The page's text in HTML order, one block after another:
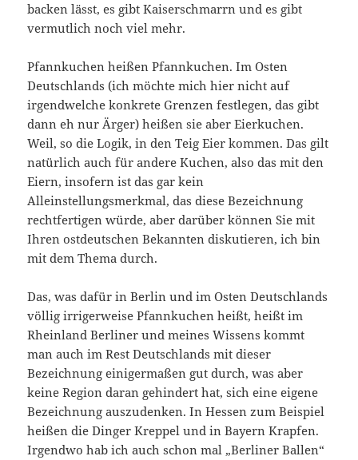
backen lässt, es gibt Kaiserschmarrn und es gibt
vermutlich noch viel mehr.
Pfannkuchen heißen Pfannkuchen. Im Osten
Deutschlands (ich möchte mich hier nicht auf
irgendwelche konkrete Grenzen festlegen, das gibt
dann eh nur Ärger) heißen sie aber Eierkuchen.
Weil, so die Logik, in den Teig Eier kommen. Das gilt
natürlich auch für andere Kuchen, also das mit den
Eiern, insofern ist das gar kein
Alleinstellungsmerkmal, das diese Bezeichnung
rechtfertigen würde, aber darüber können Sie mit
Ihren ostdeutschen Bekannten diskutieren, ich bin
mit dem Thema durch.
Das, was dafür in Berlin und im Osten Deutschlands
völlig irrigerweise Pfannkuchen heißt, heißt im
Rheinland Berliner und meines Wissens kommt
man auch im Rest Deutschlands mit dieser
Bezeichnung einigermaßen gut durch, was aber
keine Region daran gehindert hat, sich eine eigene
Bezeichnung auszudenken. In Hessen zum Beispiel
heißen die Dinger Kreppel und in Bayern Krapfen.
Irgendwo hab ich auch schon mal „Berliner Ballen“